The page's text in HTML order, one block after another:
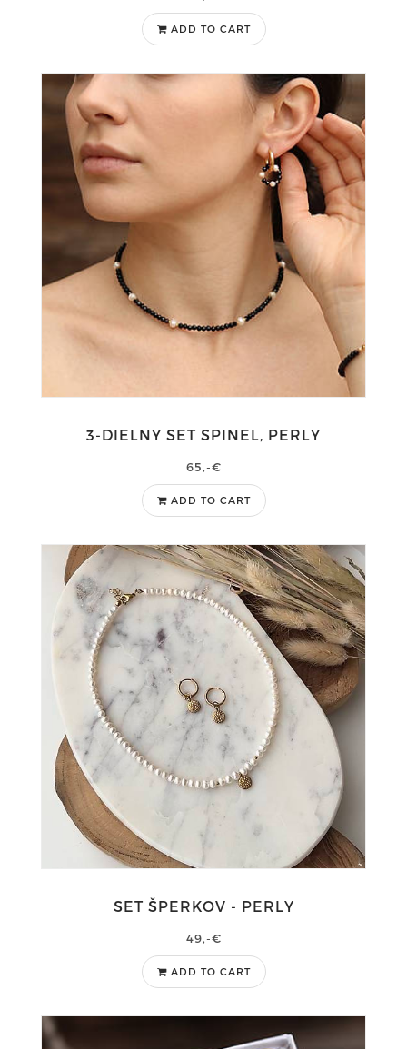
ADD TO CART
3-DIELNY SET SPINEL, PERLY
65,-€
ADD TO CART
SET ŠPERKOV - PERLY
49,-€
ADD TO CART